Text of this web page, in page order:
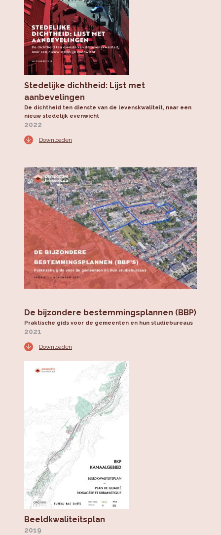
Stedelijke dichtheid: Lijst met
aanbevelingen
De dichtheid ten dienste van de levenskwaliteit, naar een
nieuw stedelijk evenwicht
2022
Downloaden
De bijzondere bestemmingsplannen (BBP)
Praktische gids voor de gemeenten en hun studiebureaus
2021
Downloaden
Beeldkwaliteitsplan
2019